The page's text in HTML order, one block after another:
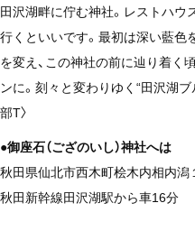
田沢湖畔に佇む神社。レストハウ
行くといいです。最初は深い藍色
を変え、この神社の前に辿り着く
ンに。刻々と変わりゆく“田沢湖ブ
部T〉
●御座石（ござのいし）神社へは
秋田県仙北市西木町桧木内相内潟
秋田新幹線田沢湖駅から車16分